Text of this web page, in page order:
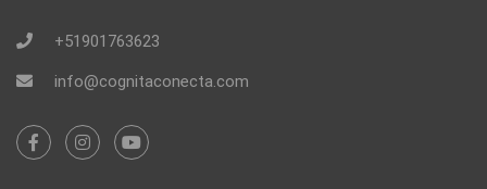
+51901763623
info@cognitaconecta.com